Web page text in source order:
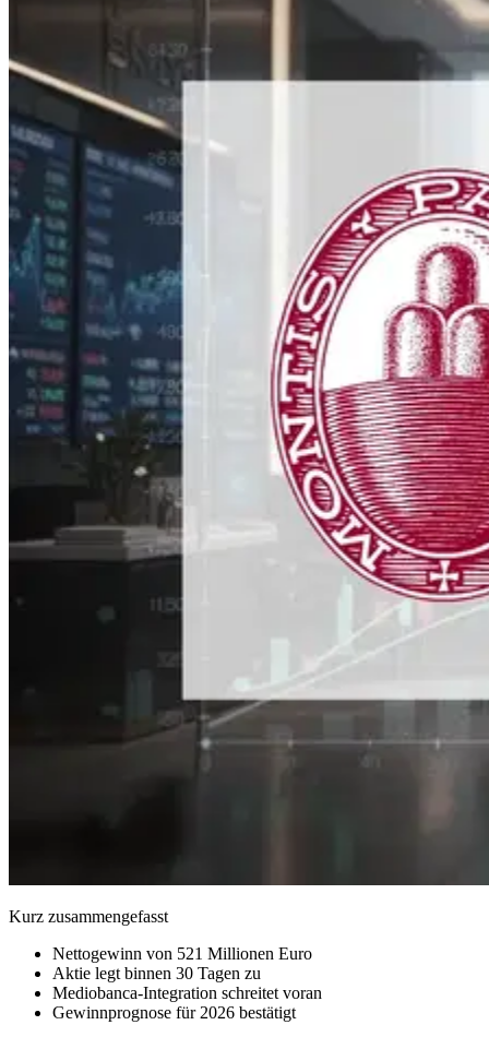
Kurz zusammengefasst
Nettogewinn von 521 Millionen Euro
Aktie legt binnen 30 Tagen zu
Mediobanca-Integration schreitet voran
Gewinnprognose für 2026 bestätigt